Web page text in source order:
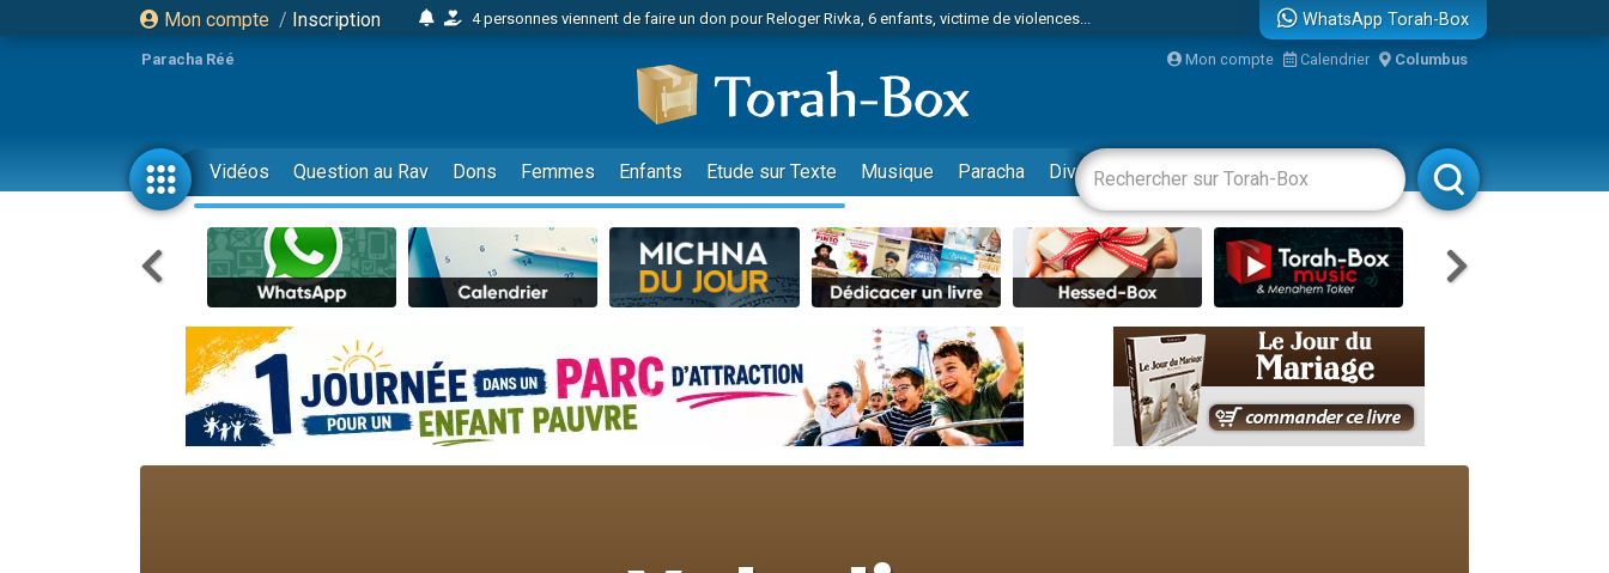
Mon compte / Inscription
4 personnes viennent de faire un don pour Reloger Rivka, 6 enfants, victime de violences...
17 personnes viennent de demander une bénédiction
4 personnes viennent de nous rejoindre sur WhatsApp
Il reste 49 places pour étudier en groupe sur Zoom
23 personnes viennent de faire un don pour Diane, 80 ans, dans un appartement insalubre
Eva vient de donner son Maasser
4 personnes viennent de nous rejoindre sur WhatsApp
3 personnes viennent de nous rejoindre sur WhatsApp
3 personnes viennent de faire un don pour 5 jours de vacances aux Orphelins
Odaya vient de donner son Maasser
2 personnes viennent de nous rejoindre sur WhatsApp
13 personnes viennent de demander une bénédiction
WhatsApp Torah-Box
Paracha Réé Mon compte Calendrier Columbus
Vidéos Question au Rav Dons Femmes Enfants Etude sur Texte Musique Paracha Divertissements Livres Rabbanim